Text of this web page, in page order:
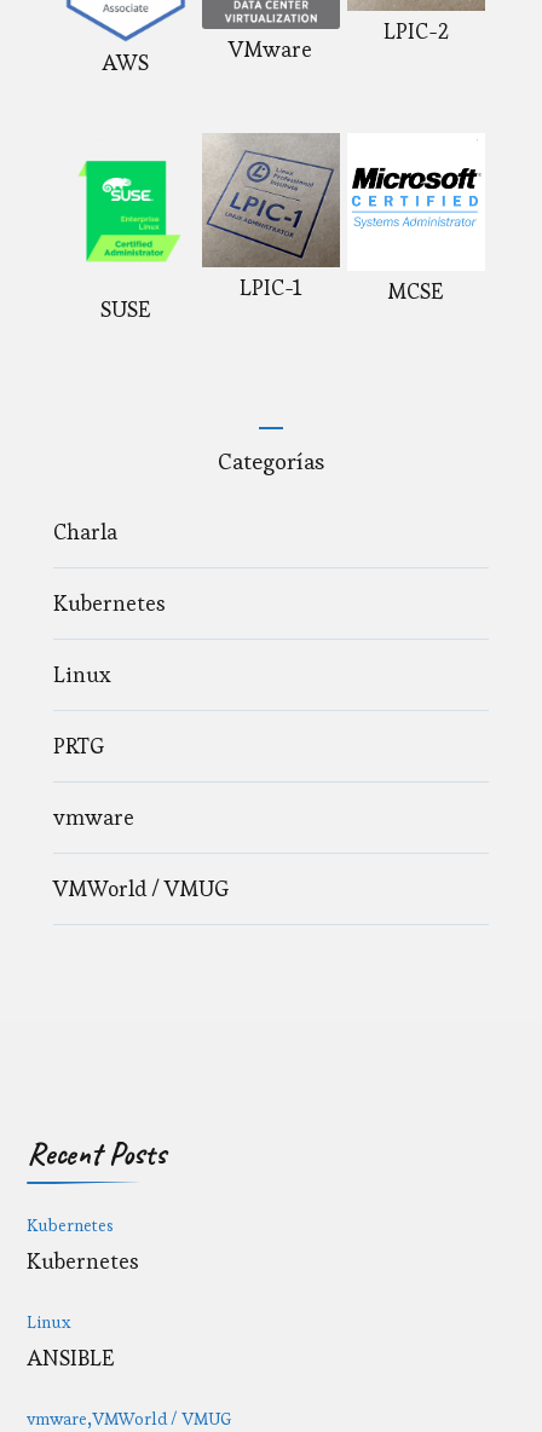
AWS VMware
LPIC-2
SUSE
LPIC-1 MCSE
Categorías
Charla
Kubernetes
Linux
PRTG
vmware
VMWorld / VMUG
Recent Posts
Kubernetes
Kubernetes
Linux
ANSIBLE
vmware VMWorld / VMUG